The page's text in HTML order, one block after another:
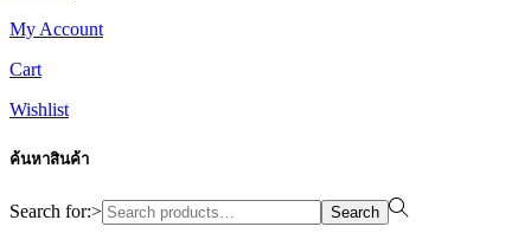
My Account
Cart
Wishlist
ค้นหาสินค้า
Search for:> Search